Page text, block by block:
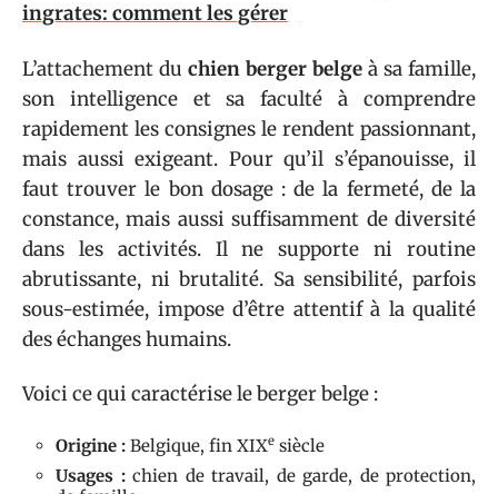
ingrates: comment les gérer
L’attachement du chien berger belge à sa famille,
son intelligence et sa faculté à comprendre
rapidement les consignes le rendent passionnant,
mais aussi exigeant. Pour qu’il s’épanouisse, il
faut trouver le bon dosage : de la fermeté, de la
constance, mais aussi suffisamment de diversité
dans les activités. Il ne supporte ni routine
abrutissante, ni brutalité. Sa sensibilité, parfois
sous-estimée, impose d’être attentif à la qualité
des échanges humains.
Voici ce qui caractérise le berger belge :
Origine : Belgique, fin XIXe siècle
Usages :chien de travail, de garde, de protection,